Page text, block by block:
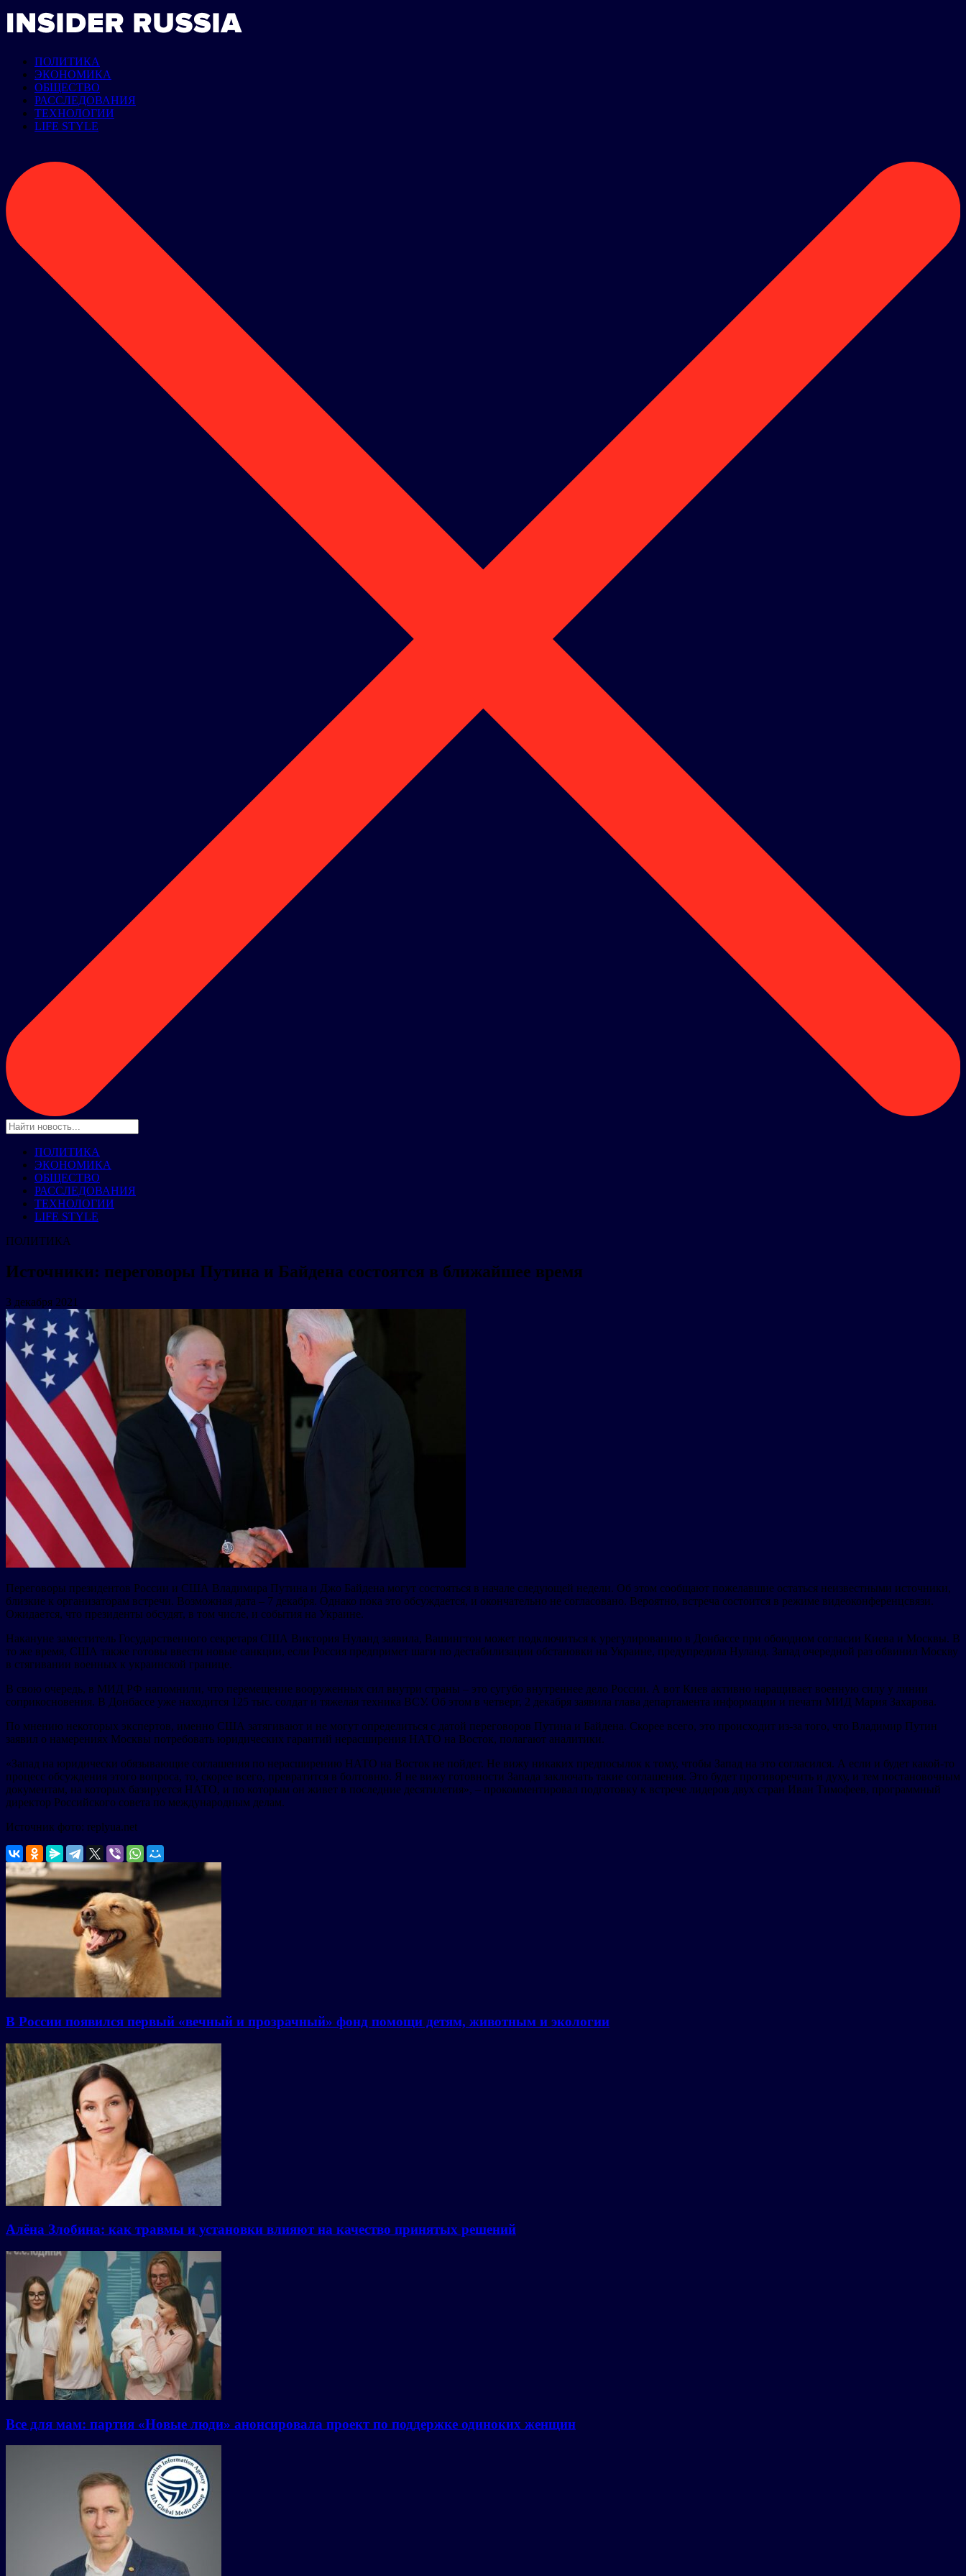
ПОЛИТИКА
ЭКОНОМИКА
ОБЩЕСТВО
РАССЛЕДОВАНИЯ
ТЕХНОЛОГИИ
LIFE STYLE
ПОЛИТИКА
ЭКОНОМИКА
ОБЩЕСТВО
РАССЛЕДОВАНИЯ
ТЕХНОЛОГИИ
LIFE STYLE
ПОЛИТИКА
Источники: переговоры Путина и Байдена состоятся в ближайшее время
3 декабря 2021
Переговоры президентов России и США Владимира Путина и Джо Байдена могут состояться в начале следующей недели. Об этом сообщают пожелавшие остаться неизвестными источники,
близкие к организаторам встречи. Возможная дата – 7 декабря. Однако пока это обсуждается, и окончательно не согласовано. Вероятно, встреча состоится в режиме видеоконференцсвязи.
Ожидается, что президенты обсудят, в том числе, и события на Украине.
Накануне заместитель Государственного секретаря США Виктория Нуланд заявила, Вашингтон может подключиться к урегулированию в Донбассе при обоюдном согласии Киева и Москвы. В
то же время, США также готовы ввести новые санкции, если Россия предпримет шаги по дестабилизации обстановки на Украине, предупредила Нуланд. Запад очередной раз обвинил Москву
в стягивании военных к украинской границе.
В свою очередь, в МИД РФ напомнили, что перемещение вооруженных сил внутри страны – это сугубо внутреннее дело России. А вот Киев активно наращивает военную силу у линии
соприкосновения. В Донбассе уже находится 125 тыс. солдат и тяжелая техника ВСУ. Об этом в четверг, 2 декабря заявила глава департамента информации и печати МИД Мария Захарова.
По мнению некоторых экспертов, именно США затягивают и не могут определиться с датой переговоров Путина и Байдена. Скорее всего, это происходит из-за того, что Владимир Путин
заявил о намерениях Москвы потребовать юридических гарантий нерасширения НАТО на Восток, полагают аналитики.
«Запад на юридически обязывающие соглашения по нерасширению НАТО на Восток не пойдет. Не вижу никаких предпосылок к тому, чтобы Запад на это согласился. А если и будет какой-то
процесс обсуждения этого вопроса, то, скорее всего, превратится в болтовню. Я не вижу готовности Запада заключать такие соглашения. Это будет противоречить и духу, и тем постановочным
документам, на которых базируется НАТО, и по которым он живет в последние десятилетия», – прокомментировал подготовку к встрече лидеров двух стран Иван Тимофеев, программный
директор Российского совета по международным делам.
Источник фото: replyua.net
В России появился первый «вечный и прозрачный» фонд помощи детям, животным и экологии
Алёна Злобина: как травмы и установки влияют на качество принятых решений
Все для мам: партия «Новые люди» анонсировала проект по поддержке одиноких женщин